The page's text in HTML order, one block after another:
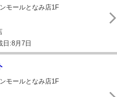
モールとなみ店1F
日:8月7日
モールとなみ店1F